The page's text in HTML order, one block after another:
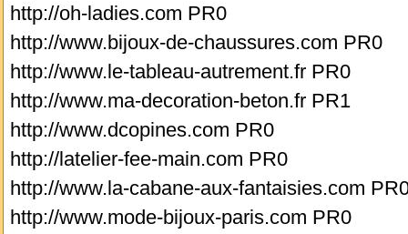
http://oh-ladies.com PR0
http://www.bijoux-de-chaussures.com PR0
http://www.le-tableau-autrement.fr PR0
http://www.ma-decoration-beton.fr PR1
http://www.dcopines.com PR0
http://latelier-fee-main.com PR0
http://www.la-cabane-aux-fantaisies.com
http://www.mode-bijoux-paris.com PR0